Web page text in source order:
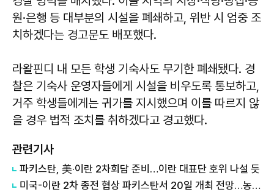
원·은행 등 대부분의 시설을 폐쇄하고, 위반 시 엄중 조
치하겠다는 경고문도 배포했다.
라왈핀디 내 모든 학생 기숙사도 무기한 폐쇄됐다. 경
찰은 기숙사 운영자들에게 시설을 비우도록 통보하고,
거주 학생들에게는 귀가를 지시했으며 이를 따르지 않
을 경우 법적 조치를 취하겠다고 경고했다.
관련기사
파키스탄, 美·이란 2차회담 준비…이란 대표단 호위 나설 듯
미국-이란 2차 종전 협상 파키스탄서 20일 개최 전망…농축 우라늄 처리 '관건'